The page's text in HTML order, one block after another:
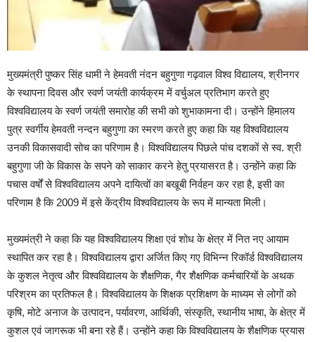
मुख्यमंत्री पुष्कर सिंह धामी ने हेमवती नंदन बहुगुणा गढ़वाल विश्व विद्यालय, श्रीनगर
के स्थापना दिवस और स्वर्ण जयंती कार्यक्रम में वर्चुअल प्रतिभाग करते हुए
विश्वविद्यालय के स्वर्ण जयंती समारोह की सभी को शुभाकामना दी। उन्होंने हिमालय
पुत्र स्वर्गीय हेमवती नन्दन बहुगुणा का स्मरण करते हुए कहा कि यह विश्वविद्यालय
उनकी विकासवादी सोच का परिणाम है। विश्वविद्यालय पिछले पांच दशकों से स्व. श्री
बहुगुणा जी के विकास के सपने को साकार करने हेतु प्रयासरत है। उन्होंने कहा कि
पचास वर्षों से विश्वविद्यालय अपने दायित्वों का बखूबी निर्वहन कर रहा है, इसी का
परिणाम है कि 2009 में इसे केंद्रीय विश्वविद्यालय के रूप में मान्यता मिली।
मुख्यमंत्री ने कहा कि यह विश्वविद्यालय शिक्षा एवं शोध के क्षेत्र में नित नए आयाम
स्थापित कर रहा है। विश्वविद्यालय द्वारा अर्जित किए गए विभिन्न रिकॉर्ड विश्वविद्यालय
के कुशल नेतृत्व और विश्वविद्यालय के शैक्षणिक, गैर शैक्षणिक कर्मचारियों के अथक
परिश्रम का प्रतिफल है। विश्वविद्यालय के शिक्षक प्रशिक्षण के माध्यम से लोगों को
कृषि, मोटे अनाज के उत्पादन, पर्यावरण, आर्थिकी, संस्कृति, स्थानीय भाषा, के क्षेत्र में
कुशल एवं जागरूक भी बना रहे हैं। उन्होंने कहा कि विश्वविद्यालय के शैक्षणिक प्रयास